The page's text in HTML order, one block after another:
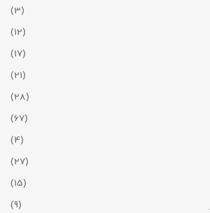
(3)
(12)
(17)
(21)
(28)
(67)
(4)
(27)
(15)
(9)